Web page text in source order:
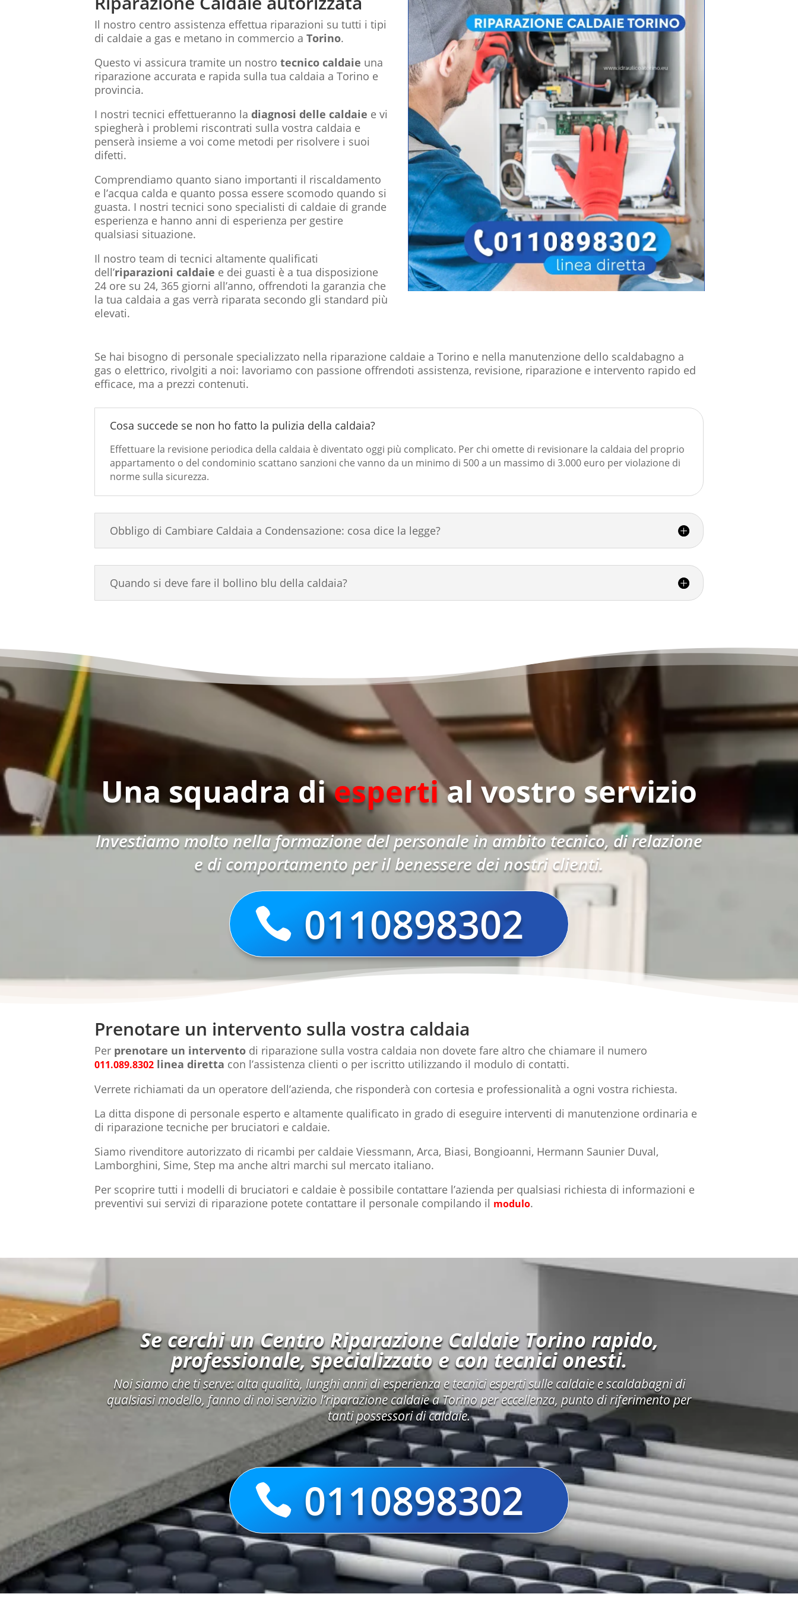
Il nostro centro assistenza effettua riparazioni su tutti i tipi
di caldaie a gas e metano in commercio aTorino.
Questo vi assicura tramite un nostrotecnico caldaie una
riparazione accurata e rapida sulla tua caldaia a Torino e
provincia.
I nostri tecnici effettueranno ladiagnosi delle caldaie e vi
spiegherà i problemi riscontrati sulla vostra caldaia e
penserà insieme a voi come metodi per risolvere i suoi
difetti.
Comprendiamo quanto siano importanti il ​​riscaldamento
e l’acqua calda e quanto possa essere scomodo quando si
guasta. I nostri tecnici sono specialisti di caldaie di grande
esperienza e hanno anni di esperienza per gestire
qualsiasi situazione.
Il nostro team di tecnici altamente qualificati
dell’riparazioni caldaie e dei guasti è a tua disposizione
24 ore su 24, 365 giorni all’anno, offrendoti la garanzia che
la tua caldaia a gas verrà riparata secondo gli standard più
elevati.
Se hai bisogno di personale specializzato nella riparazione caldaie a Torino e nella manutenzione dello scaldabagno a
gas o elettrico, rivolgiti a noi: lavoriamo con passione offrendoti assistenza, revisione, riparazione e intervento rapido ed
efficace, ma a prezzi contenuti.
Cosa succede se non ho fatto la pulizia della caldaia?
Effettuare la revisione periodica della caldaia è diventato oggi più complicato. Per chi omette di revisionare la caldaia del proprio
appartamento o del condominio scattano sanzioni che vanno da un minimo di 500 a un massimo di 3.000 euro per violazione di
norme sulla sicurezza.
Obbligo di Cambiare Caldaia a Condensazione: cosa dice la legge?
Quando si deve fare il bollino blu della caldaia?
Una squadra diespertial vostro servizio
Investiamo molto nella formazione del personale in ambito tecnico, di relazione
e di comportamento per il benessere dei nostri clienti.
0110898302
Prenotare un intervento sulla vostra caldaia
Per prenotare un intervento di riparazione sulla vostra caldaia non dovete fare altro che chiamare il numero
011.089.8302 linea diretta con l’assistenza clienti o per iscritto utilizzando il modulo di contatti.
Verrete richiamati da un operatore dell’azienda, che risponderà con cortesia e professionalità a ogni vostra richiesta.
La ditta dispone di personale esperto e altamente qualificato in grado di eseguire interventi di manutenzione ordinaria e
di riparazione tecniche per bruciatori e caldaie.
Siamo rivenditore autorizzato di ricambi per caldaie Viessmann, Arca, Biasi, Bongioanni, Hermann Saunier Duval,
Lamborghini, Sime, Step ma anche altri marchi sul mercato italiano.
Per scoprire tutti i modelli di bruciatori e caldaie è possibile contattare l’azienda per qualsiasi richiesta di informazioni e
preventivi sui servizi di riparazione potete contattare il personale compilando il modulo.
Se cerchi un Centro Riparazione Caldaie Torino rapido,
professionale, specializzato e con tecnici onesti.
Noi siamo che ti serve: alta qualità, lunghi anni di esperienza e tecnici esperti sulle caldaie e scaldabagni di
qualsiasi modello, fanno di noi servizio l’riparazione caldaie a Torino per eccellenza, punto di riferimento per
tanti possessori di caldaie.
0110898302